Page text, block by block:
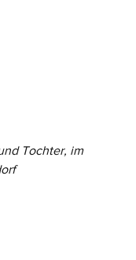
Tochter, im